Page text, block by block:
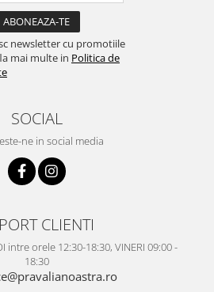
newsletter cu promotiile
mai multe in Politica de
SOCIAL
ne in social media
CLIENTI
intre orele 12:30-18:30, VINERI 09:00 -
18:30